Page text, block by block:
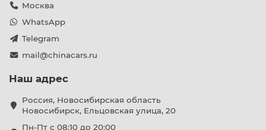
Москва
WhatsApp
Telegram
mail@chinacars.ru
Наш адрес
Россия, Новосибирская область
Новосибирск, Ельцовская улица, 20
Пн-Пт с 08:10 до 20:00